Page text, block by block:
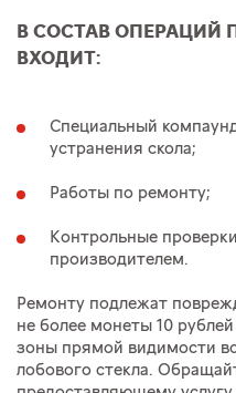
В СОСТАВ ОПЕРАЦИЙ
ВХОДИТ:
Специальный
устранения скола;
Работы по ремонту;
Контрольные
производителем.
Ремонту подлежат
не более монеты 10
зоны прямой видимости
лобового стекла.